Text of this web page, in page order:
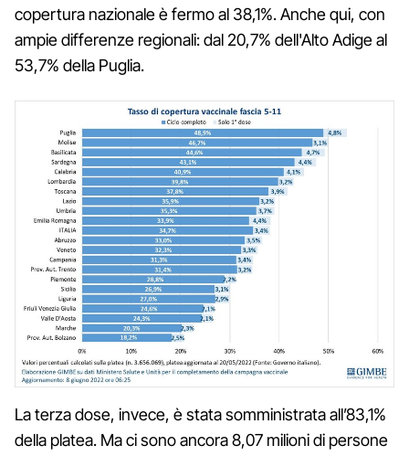
copertura nazionale è fermo al 38,1%. Anche qui, con
ampie differenze regionali: dal 20,7% dell'Alto Adige al
53,7% della Puglia.
La terza dose, invece, è stata somministrata all’83,1%
della platea. Ma ci sono ancora 8,07 milioni di persone